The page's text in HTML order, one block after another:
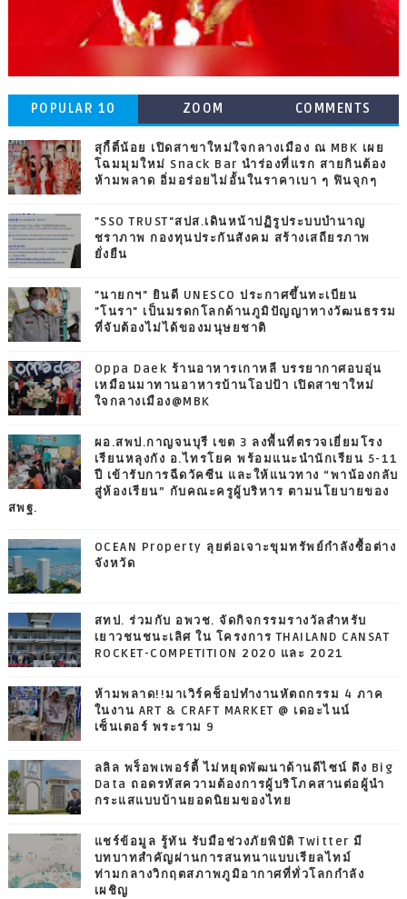
POPULAR 10 ZOOM COMMENTS
สุกี้ตี๋น้อย เปิดสาขาใหม่ใจกลางเมือง ณ MBK เผย
โฉมมุมใหม่ Snack Bar นำร่องที่แรก สายกินต้อง
ห้ามพลาด อิ่มอร่อยไม่อั้นในราคาเบา ๆ ฟินจุกๆ
"SSO TRUST"สปส.เดินหน้าปฏิรูประบบบำนาญ
ชราภาพ กองทุนประกันสังคม สร้างเสถียรภาพ
ยั่งยืน
"นายกฯ" ยินดี UNESCO ประกาศขึ้นทะเบียน
"โนรา" เป็นมรดกโลกด้านภูมิปัญญาทางวัฒนธรรม
ที่จับต้องไม่ได้ของมนุษยชาติ
Oppa Daek ร้านอาหารเกาหลี บรรยากาศอบอุ่น
เหมือนมาทานอาหารบ้านโอปป้า เปิดสาขาใหม่
ใจกลางเมือง@MBK
ผอ.สพป.กาญจนบุรี เขต 3 ลงพื้นที่ตรวจเยี่ยมโรง
เรียนหลุงกัง อ.ไทรโยค พร้อมแนะนำนักเรียน 5-11
ปี เข้ารับการฉีดวัคซีน และให้แนวทาง “พาน้องกลับ
สู่ห้องเรียน” กับคณะครูผู้บริหาร ตามนโยบายของ
สพฐ.
OCEAN Property ลุยต่อเจาะขุมทรัพย์กำลังซื้อต่าง
จังหวัด
สทป. ร่วมกับ อพวช. จัดกิจกรรมรางวัลสำหรับ
เยาวชนชนะเลิศ ใน โครงการ THAILAND CANSAT
ROCKET-COMPETITION 2020 และ 2021
ห้ามพลาด!!มาเวิร์คช็อปทำงานหัตถกรรม 4 ภาค
ในงาน ART & CRAFT MARKET @ เดอะไนน์
เซ็นเตอร์ พระราม 9
ลลิล พร็อพเพอร์ตี้ ไม่หยุดพัฒนาด้านดีไซน์ ดึง Big
Data ถอดรหัสความต้องการผู้บริโภคสานต่อผู้นำ
กระแสแบบบ้านยอดนิยมของไทย
แชร์ข้อมูล รู้ทัน รับมือช่วงภัยพิบัติ Twitter มี
บทบาทสำคัญผ่านการสนทนาแบบเรียลไทม์
ท่ามกลางวิกฤตสภาพภูมิอากาศที่ทั่วโลกกำลัง
เผชิญ